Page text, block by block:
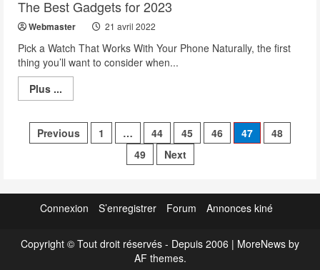
The Best Gadgets for 2023
Webmaster 21 avril 2022
Pick a Watch That Works With Your Phone Naturally, the first
thing you’ll want to consider when...
Plus ...
more
Best
Gadgets
for
Pagination
Previous 1 … 44 45 46 47
48
49
Next
Connexion S’enregistrer Forum Annonces kiné
Copyright © Tout droit réservés - Depuis 2006 | MoreNews by
AF themes.